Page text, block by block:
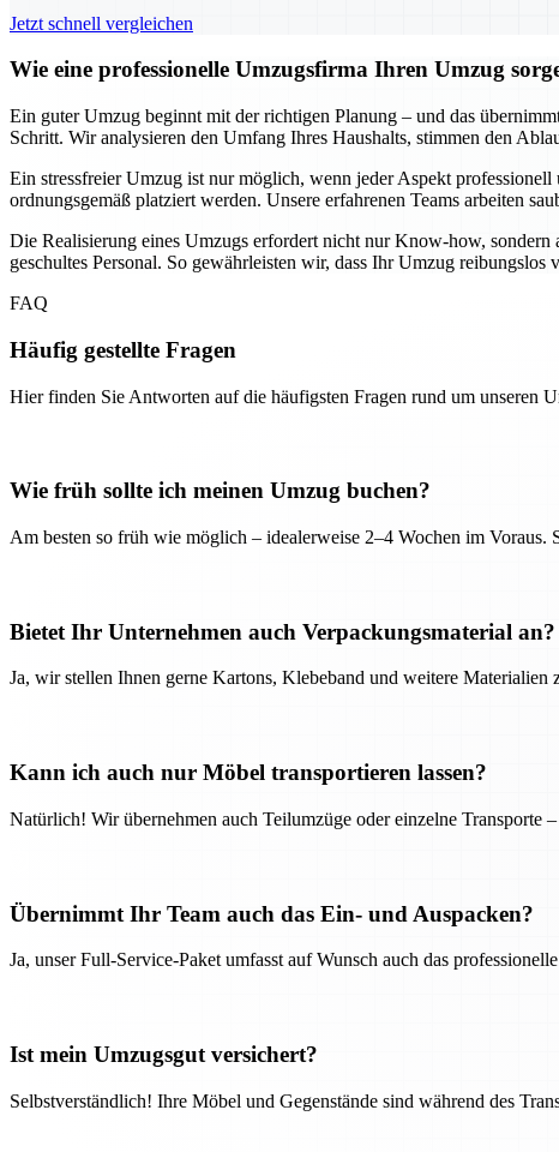
Jetzt schnell vergleichen
Wie eine professionelle Umzugsfirma Ihren Umzug
Ein guter Umzug beginnt mit der richtigen Planung – und das
Schritt. Wir analysieren den Umfang Ihres Haushalts, stimmen den
Ein stressfreier Umzug ist nur möglich, wenn jeder Aspekt
ordnungsgemäß platziert werden. Unsere erfahrenen Teams arbeiten
Die Realisierung eines Umzugs erfordert nicht nur Know-how,
geschultes Personal. So gewährleisten wir, dass Ihr Umzug
FAQ
Häufig gestellte Fragen
Hier finden Sie Antworten auf die häufigsten Fragen rund um unseren
Wie früh sollte ich meinen Umzug buchen?
Am besten so früh wie möglich – idealerweise 2–4 Wochen im
Bietet Ihr Unternehmen auch Verpackungsmaterial an?
Ja, wir stellen Ihnen gerne Kartons, Klebeband und weitere
Kann ich auch nur Möbel transportieren lassen?
Natürlich! Wir übernehmen auch Teilumzüge oder einzelne Transporte
Übernimmt Ihr Team auch das Ein- und Auspacken?
Ja, unser Full-Service-Paket umfasst auf Wunsch auch das
Ist mein Umzugsgut versichert?
Selbstverständlich! Ihre Möbel und Gegenstände sind während des